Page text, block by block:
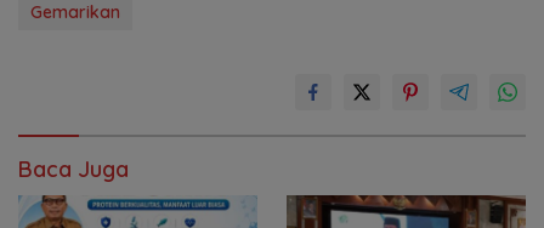
Gemarikan
Baca Juga